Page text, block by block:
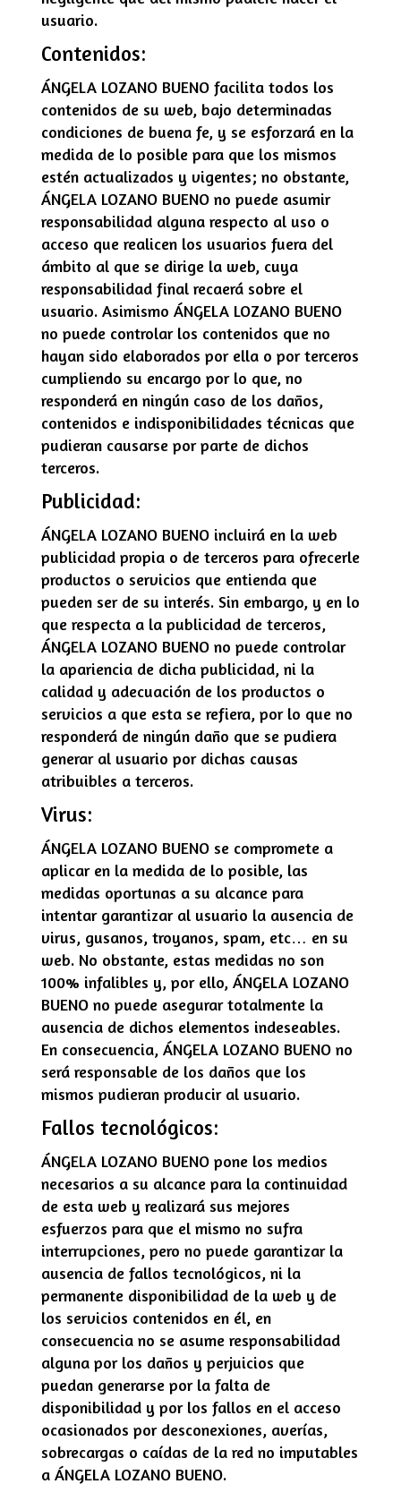
usuario.
Contenidos:
ÁNGELA LOZANO BUENO facilita todos los
contenidos de su web, bajo determinadas
condiciones de buena fe, y se esforzará en la
medida de lo posible para que los mismos
estén actualizados y vigentes; no obstante,
ÁNGELA LOZANO BUENO no puede asumir
responsabilidad alguna respecto al uso o
acceso que realicen los usuarios fuera del
ámbito al que se dirige la web, cuya
responsabilidad final recaerá sobre el
usuario. Asimismo ÁNGELA LOZANO BUENO
no puede controlar los contenidos que no
hayan sido elaborados por ella o por terceros
cumpliendo su encargo por lo que, no
responderá en ningún caso de los daños,
contenidos e indisponibilidades técnicas que
pudieran causarse por parte de dichos
terceros.
Publicidad:
ÁNGELA LOZANO BUENO incluirá en la web
publicidad propia o de terceros para ofrecerle
productos o servicios que entienda que
pueden ser de su interés. Sin embargo, y en lo
que respecta a la publicidad de terceros,
ÁNGELA LOZANO BUENO no puede controlar
la apariencia de dicha publicidad, ni la
calidad y adecuación de los productos o
servicios a que esta se refiera, por lo que no
responderá de ningún daño que se pudiera
generar al usuario por dichas causas
atribuibles a terceros.
Virus:
ÁNGELA LOZANO BUENO se compromete a
aplicar en la medida de lo posible, las
medidas oportunas a su alcance para
intentar garantizar al usuario la ausencia de
virus, gusanos, troyanos, spam, etc… en su
web. No obstante, estas medidas no son
100% infalibles y, por ello, ÁNGELA LOZANO
BUENO no puede asegurar totalmente la
ausencia de dichos elementos indeseables.
En consecuencia, ÁNGELA LOZANO BUENO no
será responsable de los daños que los
mismos pudieran producir al usuario.
Fallos tecnológicos:
ÁNGELA LOZANO BUENO pone los medios
necesarios a su alcance para la continuidad
de esta web y realizará sus mejores
esfuerzos para que el mismo no sufra
interrupciones, pero no puede garantizar la
ausencia de fallos tecnológicos, ni la
permanente disponibilidad de la web y de
los servicios contenidos en él, en
consecuencia no se asume responsabilidad
alguna por los daños y perjuicios que
puedan generarse por la falta de
disponibilidad y por los fallos en el acceso
ocasionados por desconexiones, averías,
sobrecargas o caídas de la red no imputables
a ÁNGELA LOZANO BUENO.